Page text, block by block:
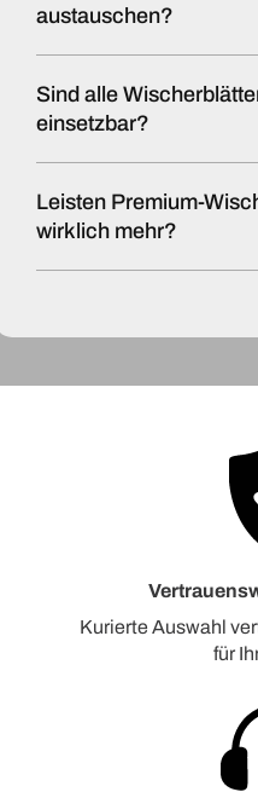
austauschen?
Sind alle
einsetzbar?
Leisten Premium-
wirklich mehr?
Kurierte Auswahl
für